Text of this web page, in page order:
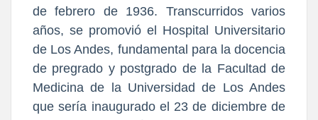
de febrero de 1936. Transcurridos varios
años, se promovió el Hospital Universitario
de Los Andes, fundamental para la docencia
de pregrado y postgrado de la Facultad de
Medicina de la Universidad de Los Andes
que sería inaugurado el 23 de diciembre de